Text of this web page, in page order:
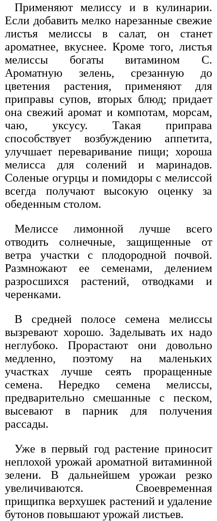
Применяют мелиссу и в кулинарии.
Если добавить мелко нарезанные свежие
листья мелиссы в салат, он станет
ароматнее, вкуснее. Кроме того, листья
мелиссы богаты витамином С.
Ароматную зелень, срезанную до
цветения растения, применяют для
приправы супов, вторых блюд; придает
она свежий аромат и компотам, морсам,
чаю, уксусу. Такая приправа
способствует возбуждению аппетита,
улучшает переваривание пищи; хороша
мелисса для солений и маринадов.
Соленые огурцы и помидоры с мелиссой
всегда получают высокую оценку за
обеденным столом.
Мелиссе лимонной лучше всего
отводить солнечные, защищенные от
ветра участки с плодородной почвой.
Размножают ее семенами, делением
разросшихся растений, отводками и
черенками.
В средней полосе семена мелиссы
вызревают хорошо. Заделывать их надо
неглубоко. Прорастают они довольно
медленно, поэтому на маленьких
участках лучше сеять проращенные
семена. Нередко семена мелиссы,
предварительно смешанные с песком,
высевают в парник для получения
рассады.
Уже в первый год растение приносит
неплохой урожай ароматной витаминной
зелени. В дальнейшем урожаи резко
увеличиваются. Своевременная
прищипка верхушек растений и удаление
бутонов повышают урожай листьев.